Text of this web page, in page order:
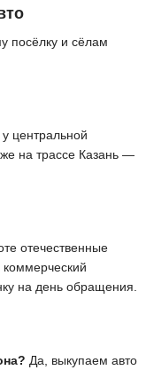
посёлку и сёлам
центральной
на трассе Казань —
отечественные
на день обращения.
Да, выкупаем авто